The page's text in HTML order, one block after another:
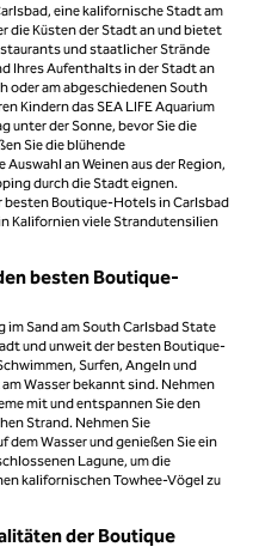
eine kalifornische Stadt am
die Küsten der Stadt an und bietet
und staatlicher Strände
Ihres Aufenthalts in der Stadt an
oder am abgeschiedenen South
Kindern das SEA LIFE Aquarium
unter der Sonne, bevor Sie die
Sie die blühende
an Weinen aus der Region,
durch die Stadt eignen.
besten Boutique-Hotels in Carlsbad
Kalifornien viele Strandutensilien
besten Boutique-
Sand am South Carlsbad State
und unweit der besten Boutique-
Surfen, Angeln und
Wasser bekannt sind. Nehmen
mit und entspannen Sie den
Strand. Nehmen Sie
dem Wasser und genießen Sie ein
Lagune, um die
kalifornischen Towhee-Vögel zu
der Boutique